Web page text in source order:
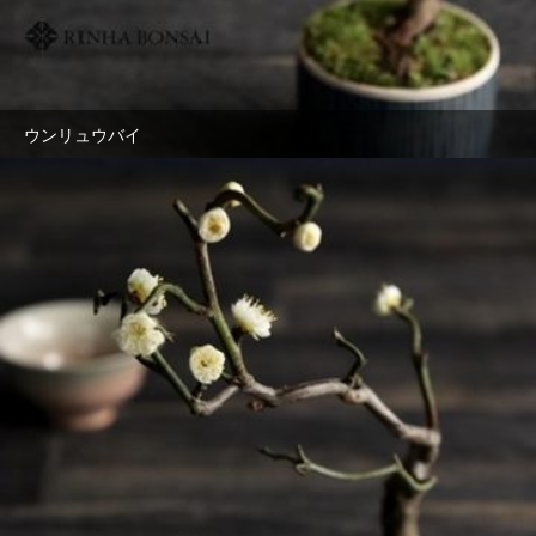
ウンリュウバイ